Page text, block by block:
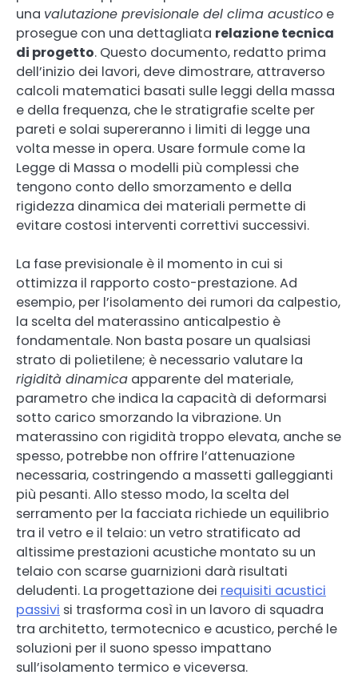
una valutazione previsionale del clima acustico e
prosegue con una dettagliata relazione tecnica
di progetto. Questo documento, redatto prima
dell’inizio dei lavori, deve dimostrare, attraverso
calcoli matematici basati sulle leggi della massa
e della frequenza, che le stratigrafie scelte per
pareti e solai supereranno i limiti di legge una
volta messe in opera. Usare formule come la
Legge di Massa o modelli più complessi che
tengono conto dello smorzamento e della
rigidezza dinamica dei materiali permette di
evitare costosi interventi correttivi successivi.
La fase previsionale è il momento in cui si
ottimizza il rapporto costo-prestazione. Ad
esempio, per l’isolamento dei rumori da calpestio,
la scelta del materassino anticalpestio è
fondamentale. Non basta posare un qualsiasi
strato di polietilene; è necessario valutare la
rigidità dinamica apparente del materiale,
parametro che indica la capacità di deformarsi
sotto carico smorzando la vibrazione. Un
materassino con rigidità troppo elevata, anche se
spesso, potrebbe non offrire l’attenuazione
necessaria, costringendo a massetti galleggianti
più pesanti. Allo stesso modo, la scelta del
serramento per la facciata richiede un equilibrio
tra il vetro e il telaio: un vetro stratificato ad
altissime prestazioni acustiche montato su un
telaio con scarse guarnizioni darà risultati
deludenti. La progettazione dei requisiti acustici
passivi si trasforma così in un lavoro di squadra
tra architetto, termotecnico e acustico, perché le
soluzioni per il suono spesso impattano
sull’isolamento termico e viceversa.